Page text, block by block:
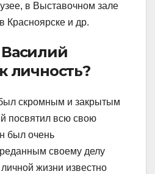
в Выставочном зале
Красноярске и др.
личность?
скромным и закрытым
посвятил всю свою
был очень
своему делу
жизни известно